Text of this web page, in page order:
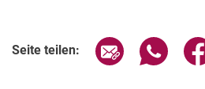
Seite teilen: Seite über E-